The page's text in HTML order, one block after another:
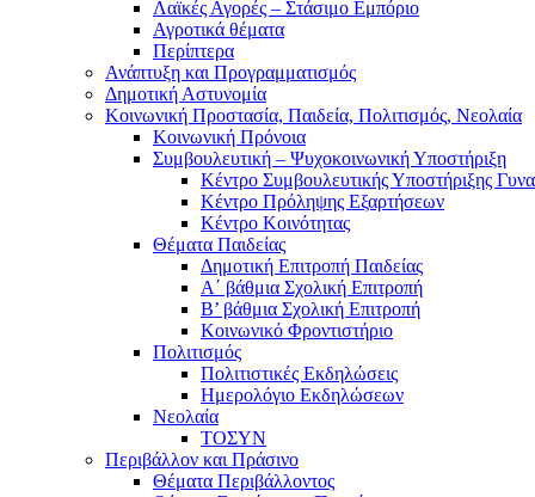
Λαϊκές Αγορές – Στάσιμο Εμπόριο
Αγροτικά θέματα
Περίπτερα
Ανάπτυξη και Προγραμματισμός
Δημοτική Αστυνομία
Κοινωνική Προστασία, Παιδεία, Πολιτισμός, Νεολαία
Κοινωνική Πρόνοια
Συμβουλευτική – Ψυχοκοινωνική Υποστήριξη
Κέντρο Συμβουλευτικής Υποστήριξης
Κέντρο Πρόληψης Εξαρτήσεων
Κέντρο Κοινότητας
Θέματα Παιδείας
Δημοτική Επιτροπή Παιδείας
Α΄ βάθμια Σχολική Επιτροπή
B’ βάθμια Σχολική Επιτροπή
Κοινωνικό Φροντιστήριο
Πολιτισμός
Πολιτιστικές Εκδηλώσεις
Ημερολόγιο Εκδηλώσεων
Νεολαία
ΤΟΣΥΝ
Περιβάλλον και Πράσινο
Θέματα Περιβάλλοντος